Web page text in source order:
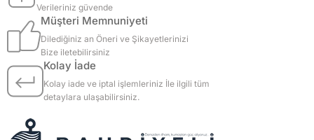
Verileriniz güvende
Müşteri Memnuniyeti
Dilediğiniz an Öneri ve Şikayetlerinizi
Bize iletebilirsiniz
Kolay İade
Kolay iade ve iptal işlemleriniz İle ilgili tüm
detaylara ulaşabilirsiniz.